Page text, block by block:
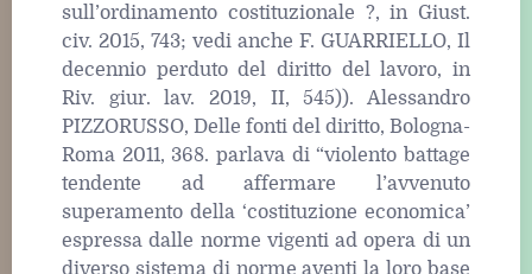
sull’ordinamento costituzionale ?, in Giust.
civ. 2015, 743; vedi anche F. GUARRIELLO, Il
decennio perduto del diritto del lavoro, in
Riv. giur. lav. 2019, II, 545)). Alessandro
PIZZORUSSO, Delle fonti del diritto, Bologna-
Roma 2011, 368. parlava di “violento battage
tendente ad affermare l’avvenuto
superamento della ‘costituzione economica’
espressa dalle norme vigenti ad opera di un
diverso sistema di norme aventi la loro base